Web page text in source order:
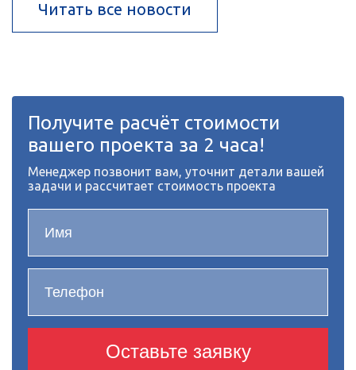
Читать все новости
Получите расчёт стоимости
вашего проекта за 2 часа!
Менеджер позвонит вам, уточнит детали вашей
задачи и рассчитает стоимость проекта
Оставьте заявку